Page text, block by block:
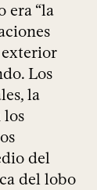
era “la
exterior
Los
la
los
del
del lobo